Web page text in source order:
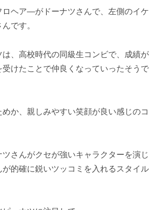
ロヘア―がドーナツさんで、左側のイケ
です。
は、高校時代の同級生コンビで、成績が
受けたことで仲良くなっていったそうで
か、親しみやすい笑顔が良い感じのコ
さんがクセが強いキャラクターを演じ
が的確に鋭いツッコミを入れるスタイル